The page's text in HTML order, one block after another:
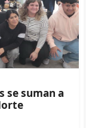
se suman a